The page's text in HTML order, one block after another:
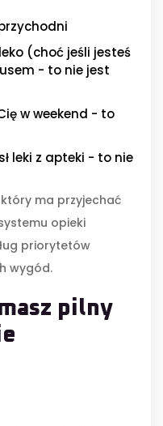
(choć jeśli jesteś
- to nie jest
w weekend - to
leki z apteki - to nie
który ma przyjechać
opieki
priorytetów
wygód.
pilny